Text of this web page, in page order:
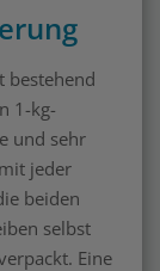
bestehend
1-kg-
und sehr
jeder
beiden
selbst
Eine